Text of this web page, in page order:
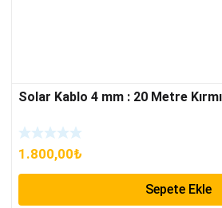
Solar Kablo 4 mm : 20 Metre
1.800,00₺
Sepete Ekle